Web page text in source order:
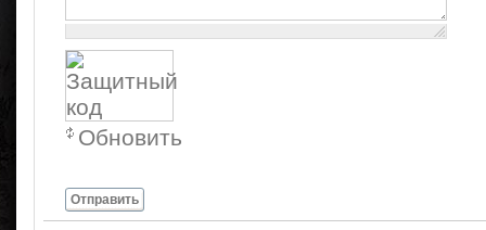
1000
символов
Обновить
Отправить